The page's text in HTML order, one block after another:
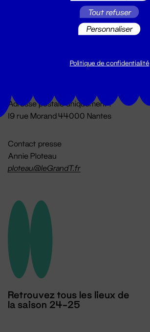
Du lundi au vendredi 14h → 18h
Adresse postale uniquement :
19 rue Morand 44000 Nantes
Contact presse
Annie Ploteau
ploteau@leGrandT.fr
Retrouvez tous les lieux de
la saison 24-25
Tout refuser
Personnaliser
Politique de confidentialité